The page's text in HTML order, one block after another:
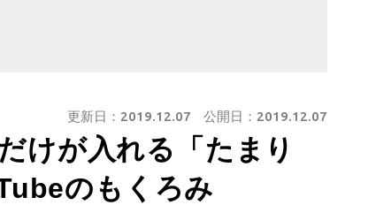
けが入れる「たまり
のもくろみ
更新日： 2019.12.07 公開日： 2019.12.07